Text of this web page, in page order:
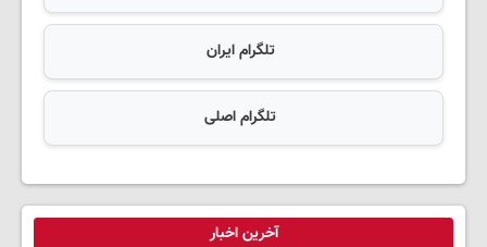
تلگرام ایران
تلگرام اصلی
آخرین اخبار